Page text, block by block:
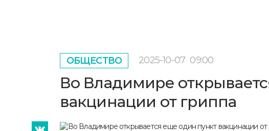
ОБЩЕСТВО 2025-10-07 09:00
Во Владимире
вакцинации от гриппа